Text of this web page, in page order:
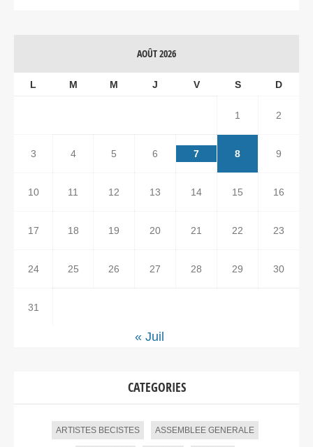
AOÛT 2026
L M M J V S D
1 2
3 4 5 6 7 8 9
10 11 12 13 14 15 16
17 18 19 20 21 22 23
24 25 26 27 28 29 30
31
« Juil
CATEGORIES
ARTISTES BECISTES ASSEMBLEE GENERALE